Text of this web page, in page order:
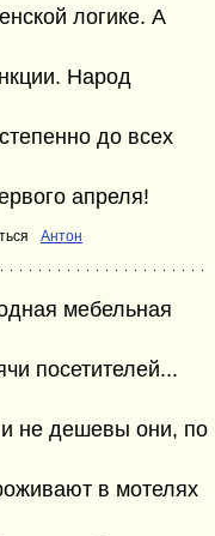
логике. А
Народ
до всех
апреля!
Антон
мебельная
посетителей...
и не дешевы они, по
в мотелях